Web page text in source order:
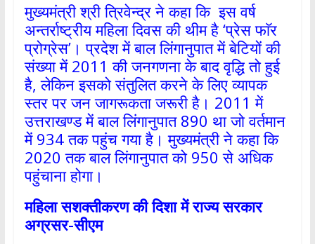
मुख्यमंत्री श्री त्रिवेन्द्र ने कहा कि इस वर्ष
अन्तर्राष्ट्रीय महिला दिवस की थीम है ‘प्रेस फाॅर
प्रोग्रेस’। प्रदेश में बाल लिंगानुपात में बेटियों की
संख्या में 2011 की जनगणना के बाद वृद्धि तो हुई
है, लेकिन इसको संतुलित करने के लिए व्यापक
स्तर पर जन जागरूकता जरूरी है। 2011 में
उत्तराखण्ड में बाल लिंगानुपात 890 था जो वर्तमान
में 934 तक पहुंच गया है। मुख्यमंत्री ने कहा कि
2020 तक बाल लिंगानुपात को 950 से अधिक
पहुंचाना होगा।
महिला सशक्तीकरण की दिशा में राज्य सरकार
अग्रसर-सीएम